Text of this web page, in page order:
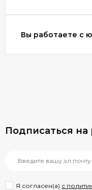
Вы работаете с
Подписаться на
Я согласен(a) с